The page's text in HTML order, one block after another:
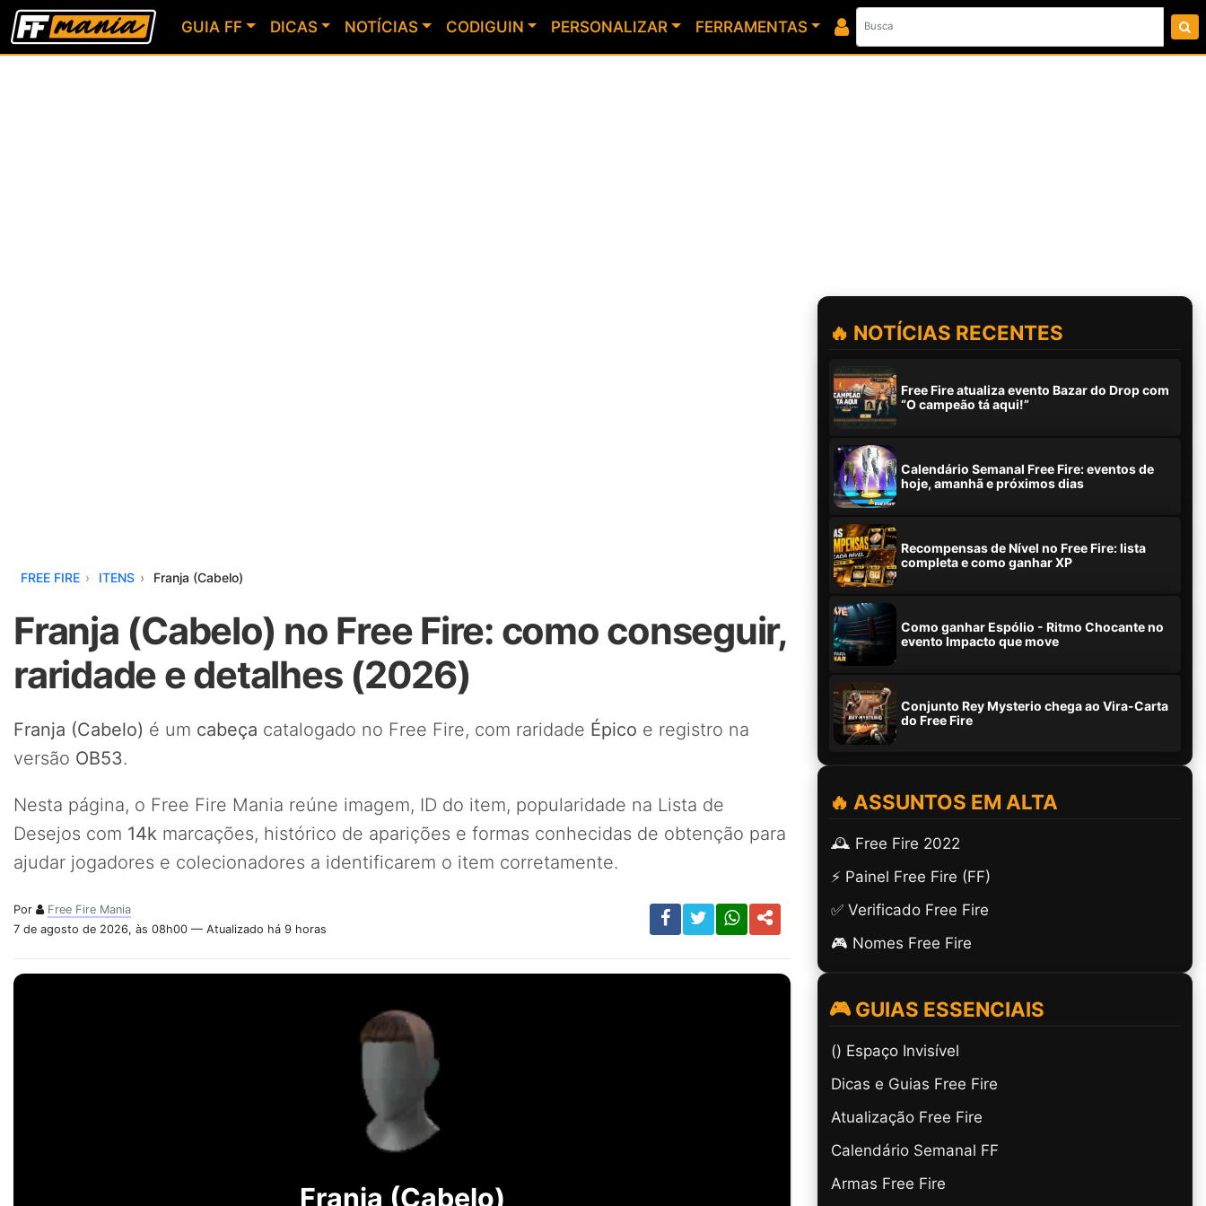
GUIA FF DICAS NOTÍCIAS CODIGUIN PERSONALIZAR FERRAMENTAS
FREE FIRE ITENS Franja (Cabelo)
Franja (Cabelo) no Free Fire: como conseguir,
raridade e detalhes (2026)
Franja (Cabelo) é um cabeça catalogado no Free Fire, com raridade Épico e registro na
versão OB53.
Nesta página, o Free Fire Mania reúne imagem, ID do item, popularidade na Lista de
Desejos com 14k marcações, histórico de aparições e formas conhecidas de obtenção para
ajudar jogadores e colecionadores a identificarem o item corretamente.
Por
Free Fire Mania
7 de agosto de 2026, às 08h00 — Atualizado há 9 horas
Franja (Cabelo)
🔥 NOTÍCIAS RECENTES
Free Fire atualiza evento Bazar do Drop com
“O campeão tá aqui!”
Calendário Semanal Free Fire: eventos de
hoje, amanhã e próximos dias
Recompensas de Nível no Free Fire: lista
completa e como ganhar XP
Como ganhar Espólio - Ritmo Chocante no
evento Impacto que move
Conjunto Rey Mysterio chega ao Vira-Carta
do Free Fire
🔥 ASSUNTOS EM ALTA
🕰️ Free Fire 2022
⚡ Painel Free Fire (FF)
✅ Verificado Free Fire
🎮 Nomes Free Fire
🎮 GUIAS ESSENCIAIS
(ㅤ) Espaço Invisível
Dicas e Guias Free Fire
Atualização Free Fire
Calendário Semanal FF
Armas Free Fire